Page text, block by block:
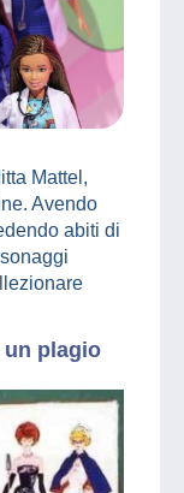
Mattel,
Avendo
abiti di
plagio